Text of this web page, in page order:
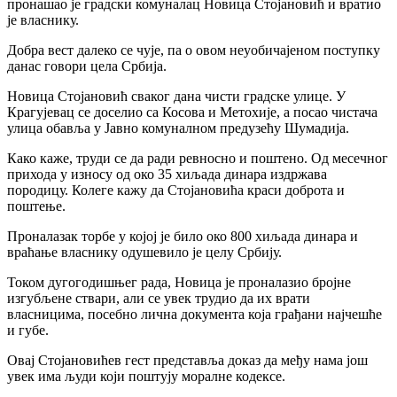
пронашао је градски комуналац Новица Стојановић и вратио
је власнику.
Добра вест далеко се чује, па о овом неуобичајеном поступку
данас говори цела Србија.
Новица Стојановић сваког дана чисти градске улице. У
Крагујевац се доселио са Косова и Метохије, а посао чистача
улица обавља у Јавно комуналном предузећу Шумадија.
Како каже, труди се да ради ревносно и поштено. Од месечног
прихода у износу од око 35 хиљада динара издржава
породицу. Колеге кажу да Стојановића краси доброта и
поштење.
Проналазак торбе у којој је било око 800 хиљада динара и
враћање власнику одушевило је целу Србију.
Током дугогодишњег рада, Новица је проналазио бројне
изгубљене ствари, али се увек трудио да их врати
власницима, посебно лична документа која грађани најчешће
и губе.
Овај Стојановићев гест представља доказ да међу нама још
увек има људи који поштују моралне кодексе.